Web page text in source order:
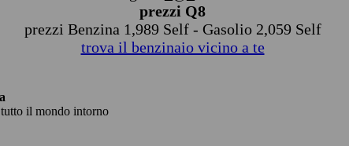
prezzi Q8
prezzi Benzina 1,989 Self - Gasolio 2,059 Self
trova il benzinaio vicino a te
il mondo intorno